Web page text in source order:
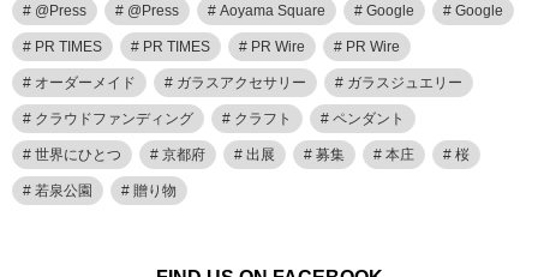
@Press @Press Aoyama Square Google Google
PR TIMES PR TIMES PR Wire PR Wire
オーダーメイド ガラスアクセサリー ガラスジュエリー
クラウドファンディング クラフト ペンダント
世界にひとつ 京都府 出展 募集 本庄 桜
若泉公園 贈り物